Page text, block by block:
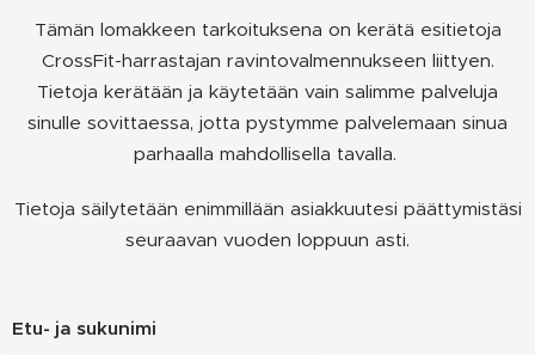
Tämän lomakkeen tarkoituksena on kerätä esitietoja
CrossFit-harrastajan ravintovalmennukseen liittyen.
Tietoja kerätään ja käytetään vain salimme palveluja
sinulle sovittaessa, jotta pystymme palvelemaan sinua
parhaalla mahdollisella tavalla.
Tietoja säilytetään enimmillään asiakkuutesi päättymistäsi
seuraavan vuoden loppuun asti.
Etu- ja sukunimi